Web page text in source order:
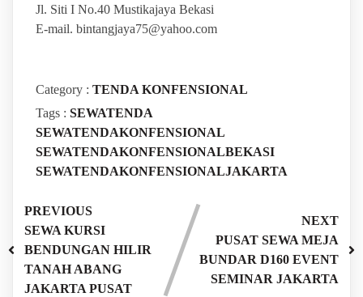
Jl. Siti I No.40 Mustikajaya Bekasi
E-mail. bintangjaya75@yahoo.com
Category : TENDA KONFENSIONAL
Tags : SEWATENDA
SEWATENDAKONFENSIONAL
SEWATENDAKONFENSIONALBEKASI
SEWATENDAKONFENSIONALJAKARTA
PREVIOUS
SEWA KURSI
BENDUNGAN HILIR
TANAH ABANG
JAKARTA PUSAT
NEXT
PUSAT SEWA MEJA
BUNDAR D160 EVENT
SEMINAR JAKARTA